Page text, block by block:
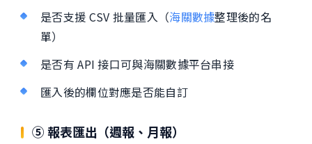
是否支援 CSV 批量匯入（海關數據整理後的名
單）
是否有 API 接口可與海關數據平台串接
匯入後的欄位對應是否能自訂
⑤ 報表匯出（週報、月報）